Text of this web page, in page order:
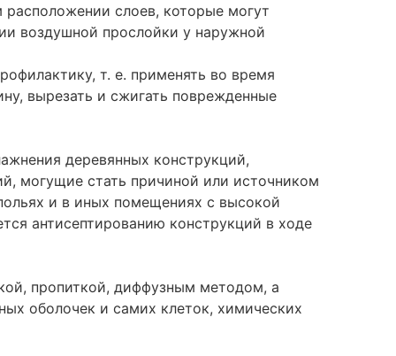
слоев, которые могут
воздушной прослойки у наружной
, т. е. применять во время
вырезать и сжигать поврежденные
деревянных конструкций,
могущие стать причиной или источником
и в иных помещениях с высокой
антисептированию конструкций в ходе
пропиткой, диффузным методом, а
оболочек и самих клеток, химических